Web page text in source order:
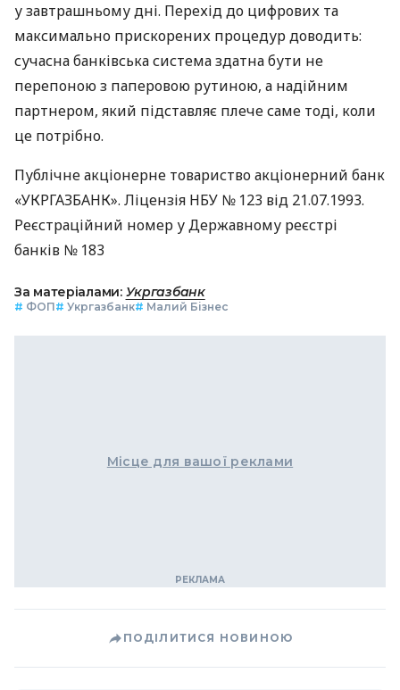
у завтрашньому дні. Перехід до цифрових та
максимально прискорених процедур доводить:
сучасна банківська система здатна бути не
перепоною з паперовою рутиною, а надійним
партнером, який підставляє плече саме тоді, коли
це потрібно.
Публічне акціонерне товариство акціонерний банк
«УКРГАЗБАНК». Ліцензія НБУ № 123 від 21.07.1993.
Реєстраційний номер у Державному реєстрі
банків № 183
За матеріалами: Укргазбанк
# ФОП# Укргазбанк# Малий Бізнес
Місце для вашої реклами
ПОДІЛИТИСЯ НОВИНОЮ